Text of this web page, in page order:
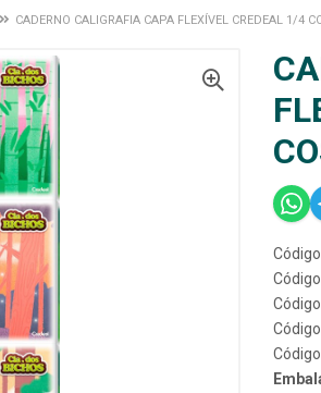
CADERNO CALIGRAFIA CAPA FLEXÍVEL CREDEAL 1/4